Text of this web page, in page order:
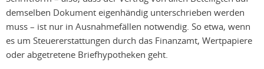
demselben Dokument eigenhändig unterschrieben werden
muss – ist nur in Ausnahmefällen notwendig. So etwa, wenn
es um Steuererstattungen durch das Finanzamt, Wertpapiere
oder abgetretene Briefhypotheken geht.